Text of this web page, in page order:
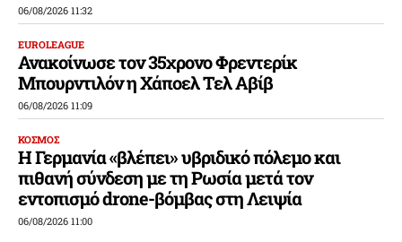
06/08/2026 11:32
EUROLEAGUE
Ανακοίνωσε τον 35χρονο Φρεντερίκ
Μπουρντιλόν η Χάποελ Τελ Αβίβ
06/08/2026 11:09
ΚΟΣΜΟΣ
Η Γερμανία «βλέπει» υβριδικό πόλεμο και
πιθανή σύνδεση με τη Ρωσία μετά τον
εντοπισμό drone-βόμβας στη Λειψία
06/08/2026 11:00